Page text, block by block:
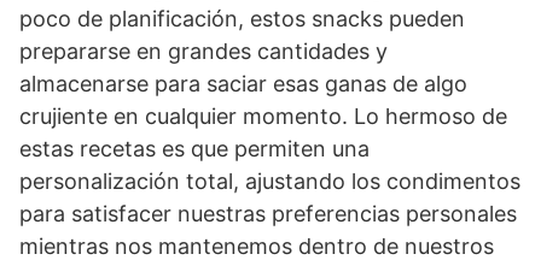
poco de planificación, estos snacks pueden
prepararse en grandes cantidades y
almacenarse para saciar esas ganas de algo
crujiente en cualquier momento. Lo hermoso de
estas recetas es que permiten una
personalización total, ajustando los condimentos
para satisfacer nuestras preferencias personales
mientras nos mantenemos dentro de nuestros